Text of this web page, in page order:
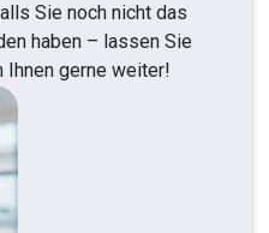
Sie noch nicht das
haben – lassen Sie
gerne weiter!